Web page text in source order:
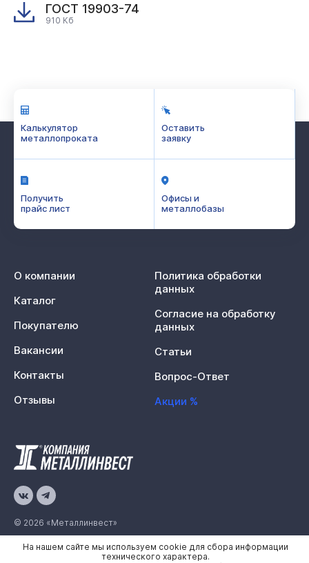
ГОСТ 19903-74
910 Кб
Калькулятор
металлопроката
Оставить
заявку
Получить
прайс лист
Офисы и
металлобазы
© 2026 «Металлинвест»
Политика конфиденциальности
О компании
Каталог
Покупателю
Вакансии
Контакты
Отзывы
Политика обработки
данных
Согласие на обработку
данных
Статьи
Вопрос-Ответ
Акции %
На нашем сайте мы используем cookie для сбора информации
технического характера.